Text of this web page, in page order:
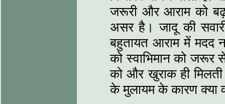
जरूरी और आराम को
असर है। जादू की
बहुतायत आराम में मदद
को स्वाभिमान को जरूर
को और खुराक ही
के मुलायम के कारण क्या